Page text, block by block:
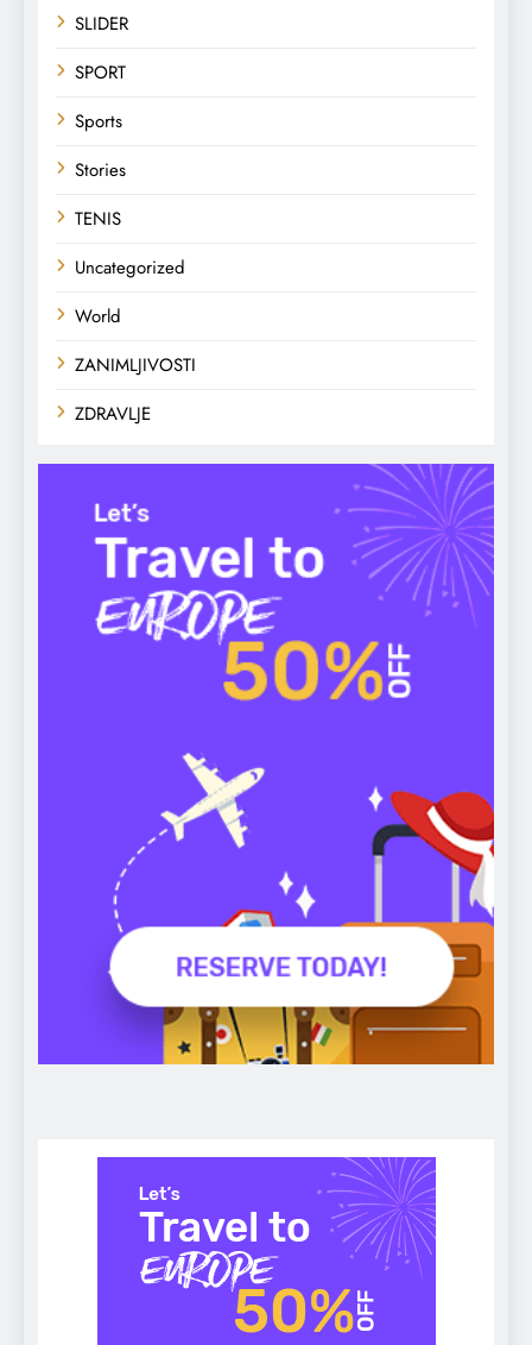
SLIDER
SPORT
Sports
Stories
TENIS
Uncategorized
World
ZANIMLJIVOSTI
ZDRAVLJE